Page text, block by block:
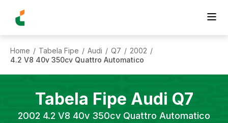
Home / Tabela Fipe / Audi / Q7 / 2002 /
4.2 V8 40v 350cv Quattro Automatico
Tabela Fipe Audi Q7
2002 4.2 V8 40v 350cv Quattro Automatico